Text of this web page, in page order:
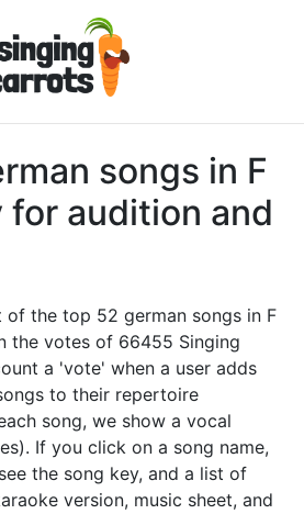
songs in F
for audition and
of the top 52 german songs in F
the votes of 66455 Singing
a 'vote' when a user adds
to their repertoire
song, we show a vocal
If you click on a song name,
the song key, and a list of
version, music sheet, and